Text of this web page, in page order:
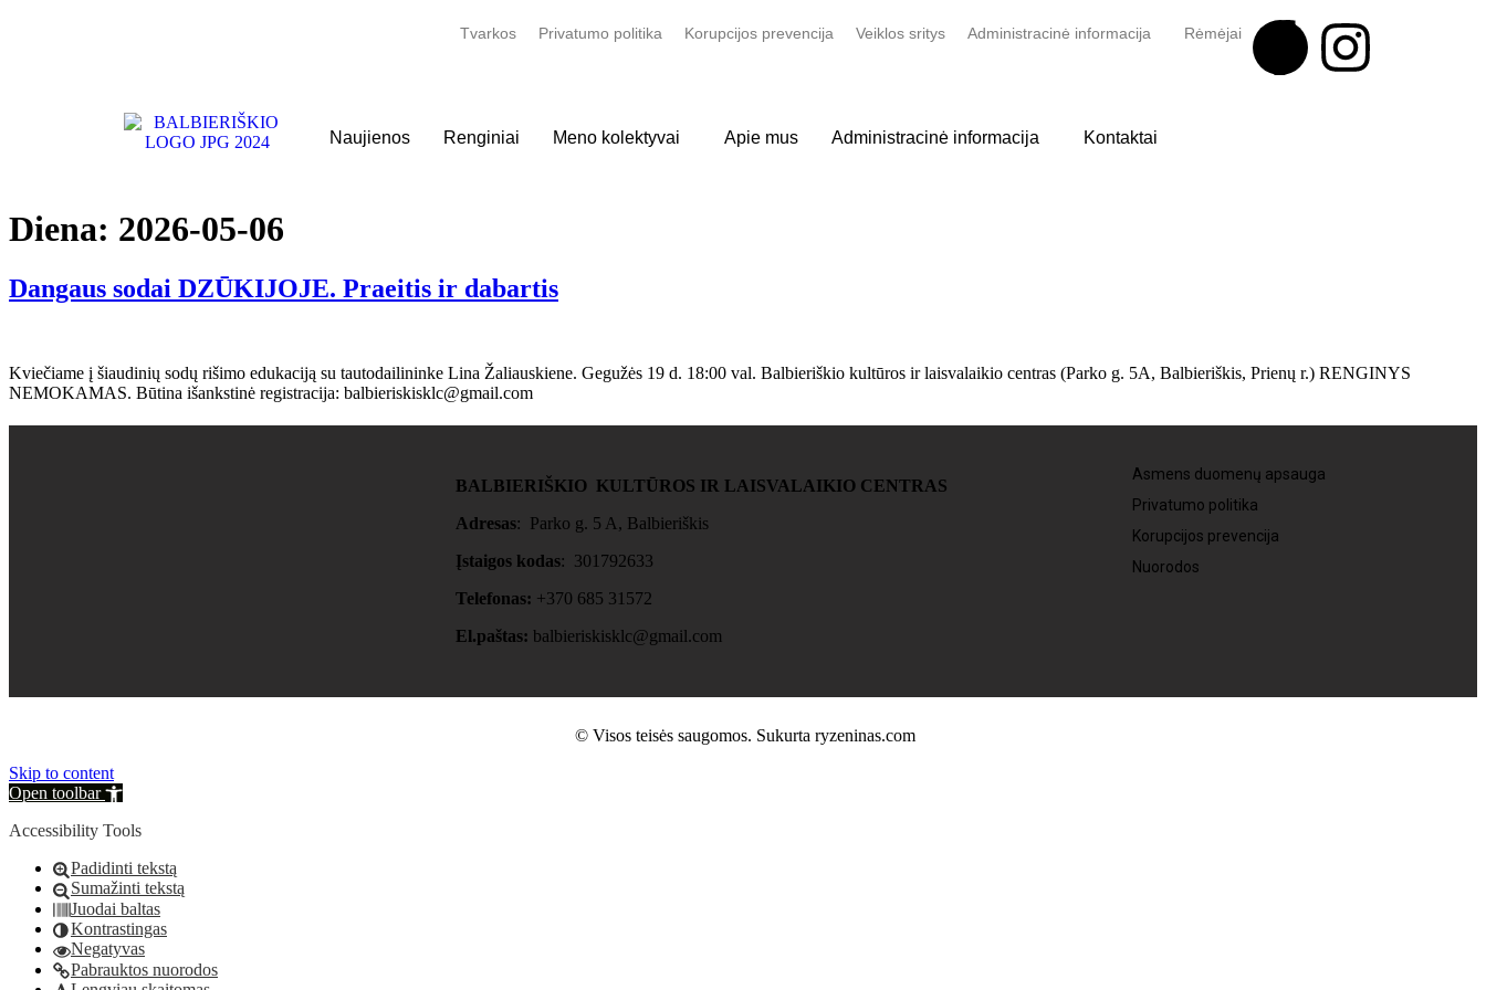
Tvarkos Privatumo politika Korupcijos prevencija Veiklos sritys Administracinė informacija Rėmėjai
Naujienos Renginiai Meno kolektyvai Apie mus Administracinė informacija Kontaktai
Diena: 2026-05-06
Dangaus sodai DZŪKIJOJE. Praeitis ir dabartis
Kviečiame į šiaudinių sodų rišimo edukaciją su tautodailininke Lina Žaliauskiene. Gegužės 19 d. 18:00 val. Balbieriškio kultūros ir laisvalaikio centras (Parko g. 5A, Balbieriškis, Prienų r.) RENGINYS
NEMOKAMAS. Būtina išankstinė registracija: balbieriskisklc@gmail.com
BALBIERIŠKIO KULTŪROS IR LAISVALAIKIO CENTRAS
Adresas: Parko g. 5 A, Balbieriškis
Įstaigos kodas: 301792633
Telefonas: +370 685 31572
El.paštas: balbieriskisklc@gmail.com
Asmens duomenų apsauga
Privatumo politika
Korupcijos prevencija
Nuorodos
© Visos teisės saugomos. Sukurta ryzeninas.com
Skip to content
Open toolbar
Accessibility Tools
Padidinti tekstą
Sumažinti tekstą
Juodai baltas
Kontrastingas
Negatyvas
Pabrauktos nuorodos